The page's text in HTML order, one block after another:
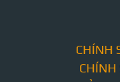
CHÍNH
CHÍNH